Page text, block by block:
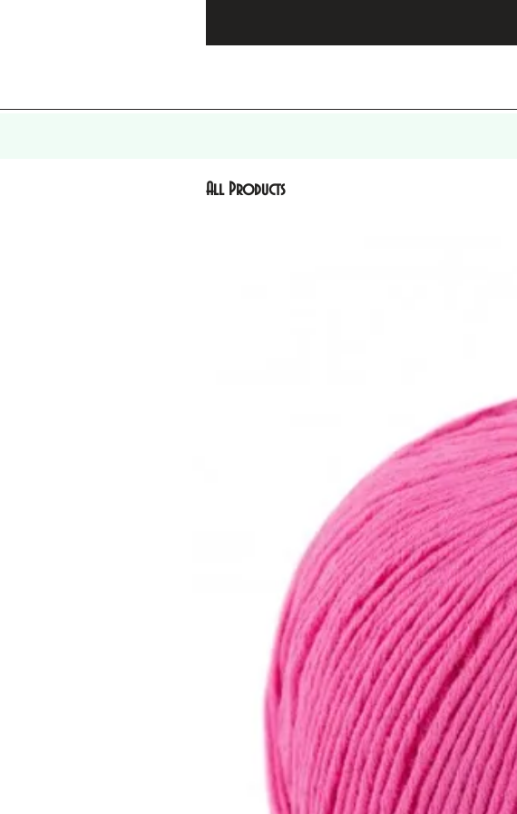
All Products